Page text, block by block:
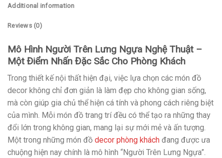
Additional information
Reviews (0)
Mô Hình Người Trên Lưng Ngựa Nghệ Thuật –
Một Điểm Nhấn Đặc Sắc Cho Phòng Khách
Trong thiết kế nội thất hiện đại, việc lựa chọn các món đồ
decor không chỉ đơn giản là làm đẹp cho không gian sống,
mà còn giúp gia chủ thể hiện cá tính và phong cách riêng biệt
của mình. Mỗi món đồ trang trí đều có thể tạo ra những thay
đổi lớn trong không gian, mang lại sự mới mẻ và ấn tượng.
Một trong những món đồ decor phòng khách đang được ưa
chuộng hiện nay chính là mô hình “Người Trên Lưng Ngựa”.